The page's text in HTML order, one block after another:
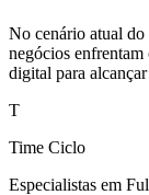
No cenário atual do
negócios
digital para
T
Time Ciclo
Especialistas em